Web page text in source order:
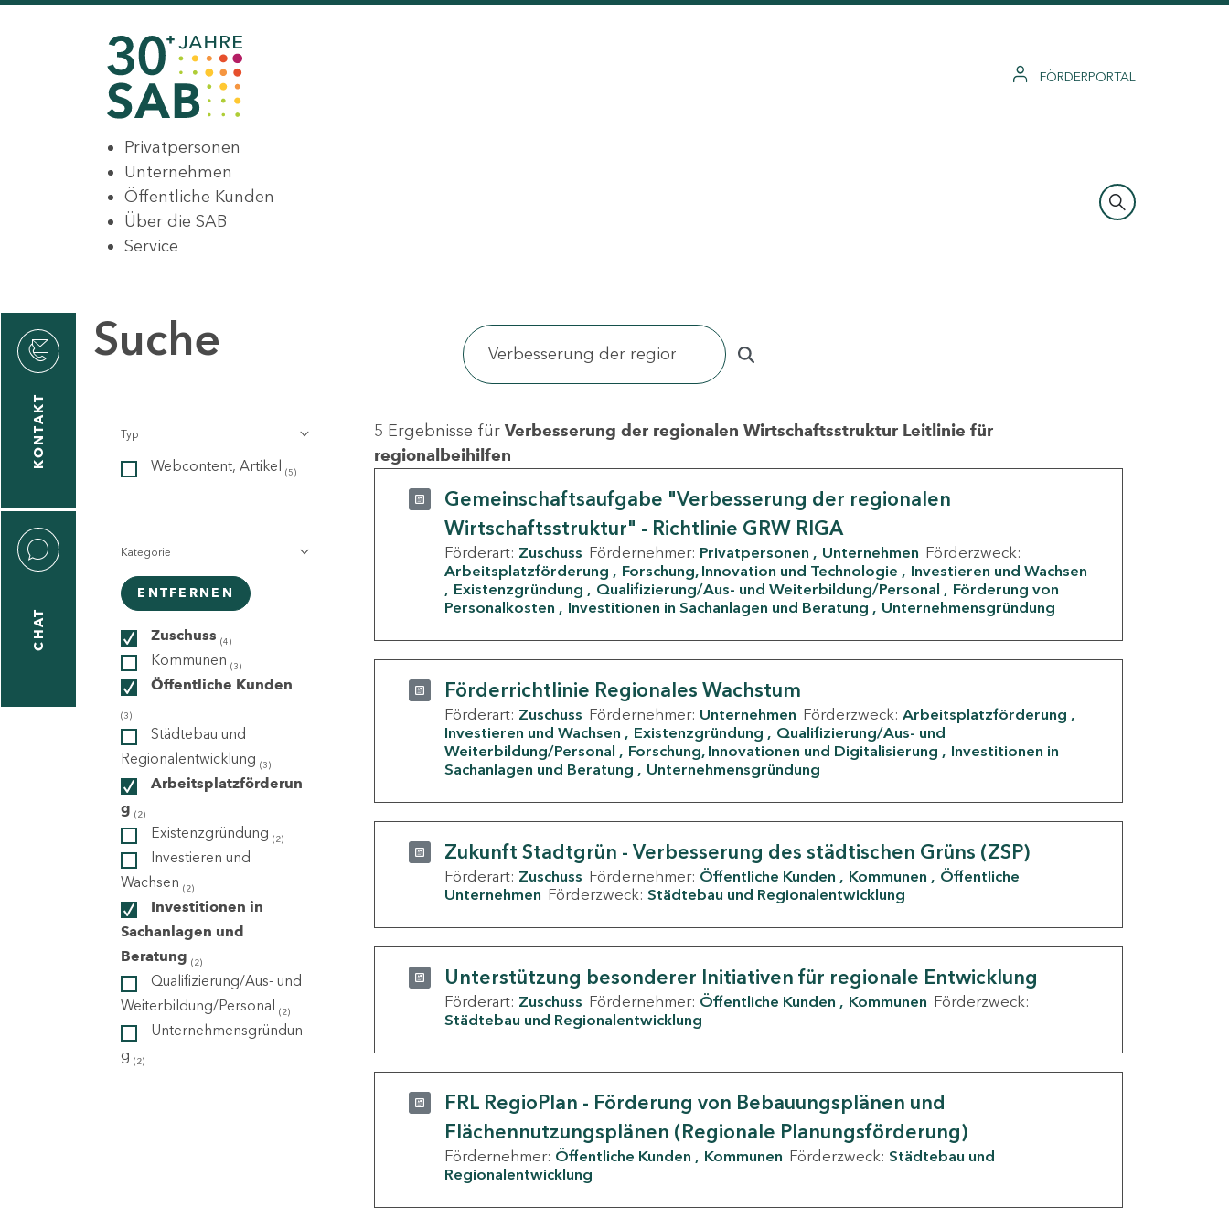
FÖRDERPORTAL
Privatpersonen
Unternehmen
Öffentliche Kunden
Über die SAB
Service
KONTAKT
CHAT
Suche
Typ
Webcontent, Artikel (5)
Kategorie
ENTFERNEN
Zuschuss (4)
Kommunen (3)
Öffentliche Kunden
(3)
Städtebau und
Regionalentwicklung (3)
Arbeitsplatzförderun
g (2)
Existenzgründung (2)
Investieren und
Wachsen (2)
Investitionen in
Sachanlagen und
Beratung (2)
Qualifizierung/Aus- und
Weiterbildung/Personal (2)
Unternehmensgründun
g (2)
5 Ergebnisse für Verbesserung der regionalen Wirtschaftsstruktur Leitlinie für
regionalbeihilfen
Gemeinschaftsaufgabe "Verbesserung der regionalen
Wirtschaftsstruktur" - Richtlinie GRW RIGA
Förderart: Zuschuss Fördernehmer: Privatpersonen Unternehmen Förderzweck:
Arbeitsplatzförderung
Forschung, Innovation und Technologie
Investieren und Wachsen
Existenzgründung
Qualifizierung/Aus- und Weiterbildung/Personal
Förderung von
Personalkosten
Investitionen in Sachanlagen und Beratung Unternehmensgründung
Förderrichtlinie Regionales Wachstum
Förderart: Zuschuss Fördernehmer: Unternehmen Förderzweck: Arbeitsplatzförderung
Investieren und Wachsen
Existenzgründung
Qualifizierung/Aus- und
Weiterbildung/Personal
Forschung, Innovationen und Digitalisierung
Investitionen in
Sachanlagen und Beratung
Unternehmensgründung
Zukunft Stadtgrün - Verbesserung des städtischen Grüns (ZSP)
Förderart: Zuschuss Fördernehmer: Öffentliche Kunden Kommunen
Öffentliche
Unternehmen Förderzweck: Städtebau und Regionalentwicklung
Unterstützung besonderer Initiativen für regionale Entwicklung
Förderart: Zuschuss Fördernehmer: Öffentliche Kunden Kommunen Förderzweck:
Städtebau und Regionalentwicklung
FRL RegioPlan - Förderung von Bebauungsplänen und
Flächennutzungsplänen (Regionale Planungsförderung)
Fördernehmer: Öffentliche Kunden Kommunen Förderzweck: Städtebau und
Regionalentwicklung